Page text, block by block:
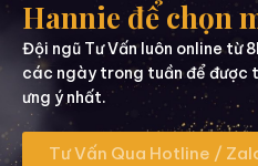
Hannie để chọn
Đội ngũ Tư Vấn luôn online từ
các ngày trong tuần để được
ưng ý nhất.
Tư Vấn Qua Hotline /